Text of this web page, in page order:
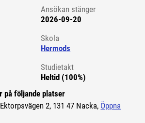
Ansökan stänger
2026-09-20
Skola
Hermods
Studietakt
Heltid (100%)
på följande platser
2, 131 47 Nacka, Öppna
till extern sida.)